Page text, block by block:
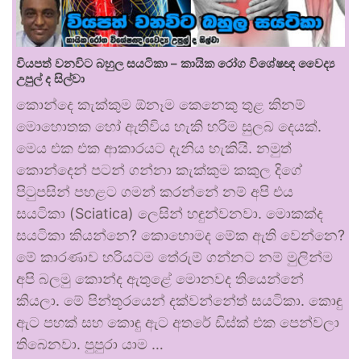
වියපත් වනවිට බහුල සයටිකා – කායික රෝග විශේෂඥ වෛද්‍ය
උපුල් ද සිල්වා
කොන්දෙ කැක්කුම ඕනෑම කෙනෙකු තුළ කිනම්
මොහොතක හෝ ඇතිවිය හැකි හරිම සුලබ දෙයක්.
මෙය එක එක ආකාරයට දැනිය හැකියි. නමුත්
කොන්දෙන් පටන් ගන්නා කැක්කුම කකුල දිගේ
පිටුපසින් පහළට ගමන් කරන්නේ නම් අපි එය
සයටිකා (Sciatica) ලෙසින් හඳුන්වනවා. මොකක්ද
සයටිකා කියන්නෙ? කොහොමද මේක ඇති වෙන්නෙ?
මේ කාරණාව හරියටම තේරුම් ගන්නට නම් මුලින්ම
අපි බලමු කොන්ද ඇතුළේ මොනවද තියෙන්නේ
කියලා. මේ පින්තූරයෙන් දක්වන්නේත් සයටිකා. කොඳු
ඇට පහක් සහ කොඳු ඇට අතරේ ඩිස්ක් එක පෙන්වලා
තිබෙනවා. පුපුරා යාම …